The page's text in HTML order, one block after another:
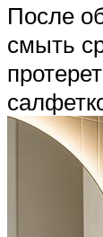
После
смыть